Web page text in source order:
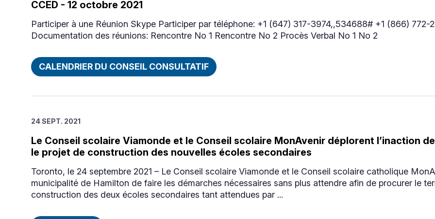
CCED - 12 octobre 2021
Participer à une Réunion Skype Participer par téléphone: +1 (647) 317-3974,,534688# +1 (866)
Documentation des réunions: Rencontre No 1 Rencontre No 2 Procès Verbal No 1 No 2
CALENDRIER DU CONSEIL CONSULTATIF
24 SEPT. 2021
Le Conseil scolaire Viamonde et le Conseil scolaire MonAvenir déplorent l’inaction
le projet de construction des nouvelles écoles secondaires
Toronto, le 24 septembre 2021 – Le Conseil scolaire Viamonde et le Conseil scolaire catholique
municipalité de Hamilton de faire les démarches nécessaires sans plus attendre afin de procurer le
construction des deux écoles secondaires tant attendues par ...